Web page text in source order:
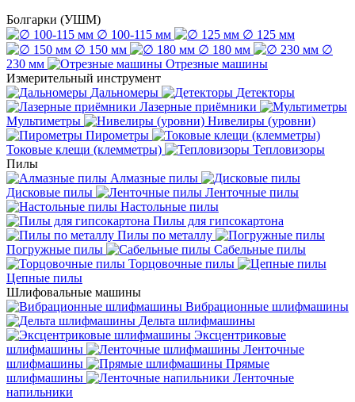
Болгарки (УШМ)
∅ 100-115 мм
∅ 125 мм
∅ 150 мм
∅ 180 мм
∅
230 мм
Отрезные машины
Измерительный инструмент
Дальномеры
Детекторы
Лазерные приёмники
Мультиметры
Нивелиры (уровни)
Пирометры
Токовые клещи (клемметры)
Тепловизоры
Пилы
Алмазные пилы
Дисковые пилы
Ленточные пилы
Настольные пилы
Пилы для гипсокартона
Пилы по металлу
Погружные пилы
Сабельные пилы
Торцовочные пилы
Цепные пилы
Шлифовальные машины
Вибрационные шлифмашины
Дельта шлифмашины
Эксцентриковые
шлифмашины
Ленточные
шлифмашины
Прямые
шлифмашины
Ленточные
напильники